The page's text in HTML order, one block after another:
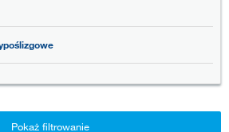
Pokaż filtrowanie